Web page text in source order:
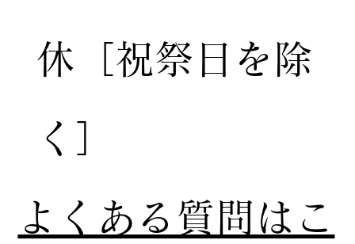
休［祝祭日を除
く］
​よくある質問はこ